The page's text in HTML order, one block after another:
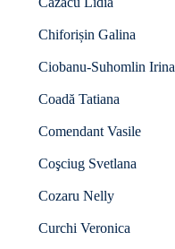
Chiforișin Galina
Ciobanu-Suhomlin Irina
Coadă Tatiana
Comendant Vasile
Coşciug Svetlana
Cozaru Nelly
Curchi Veronica